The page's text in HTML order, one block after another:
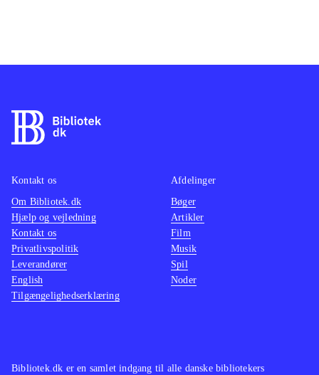
Bibliotek.dk er en samlet indgang til alle danske bibliotekers
Kontakt os
Om Bibliotek.dk
Hjælp og vejledning
Kontakt os
Privatlivspolitik
Leverandører
English
Tilgængelighedserklæring
Afdelinger
Bøger
Artikler
Film
Musik
Spil
Noder